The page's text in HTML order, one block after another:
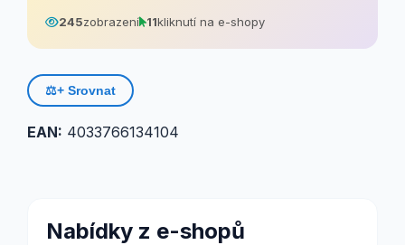
245zobrazení 11kliknutí na e-shopy
⚖️+ Srovnat
EAN: 4033766134104
Nabídky z e-shopů